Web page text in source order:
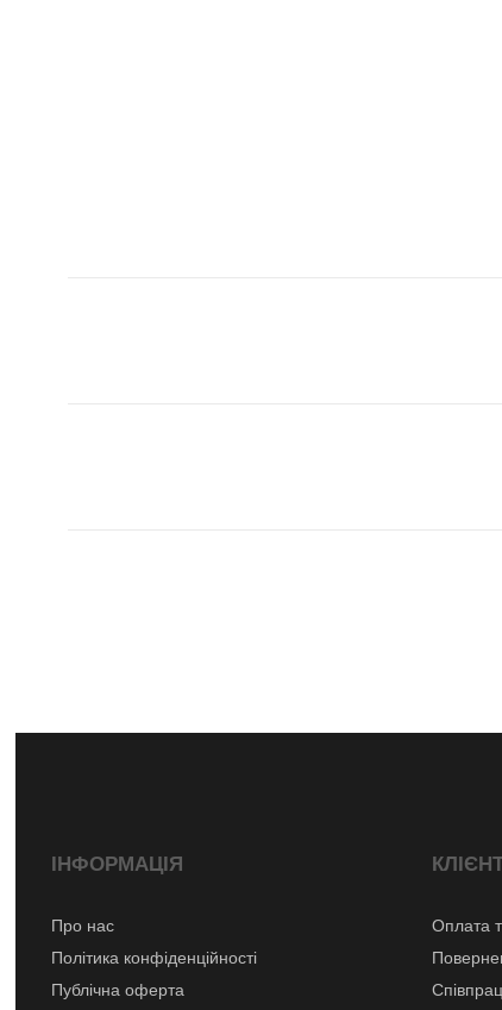
ІНФОРМАЦІЯ
Про нас
Політика конфіденційності
Публічна оферта
Оплата